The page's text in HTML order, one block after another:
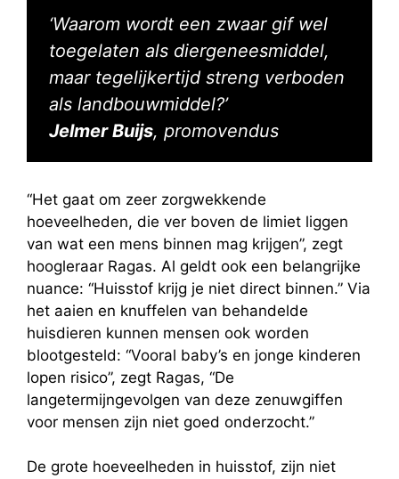
‘Waarom wordt een zwaar gif wel
toegelaten als diergeneesmiddel,
maar tegelijkertijd streng verboden
als landbouwmiddel?’
Jelmer Buijs, promovendus
“Het gaat om zeer zorgwekkende
hoeveelheden, die ver boven de limiet liggen
van wat een mens binnen mag krijgen”, zegt
hoogleraar Ragas. Al geldt ook een belangrijke
nuance: “Huisstof krijg je niet direct binnen.” Via
het aaien en knuffelen van behandelde
huisdieren kunnen mensen ook worden
blootgesteld: “Vooral baby’s en jonge kinderen
lopen risico”, zegt Ragas, “De
langetermijngevolgen van deze zenuwgiffen
voor mensen zijn niet goed onderzocht.”
De grote hoeveelheden in huisstof, zijn niet